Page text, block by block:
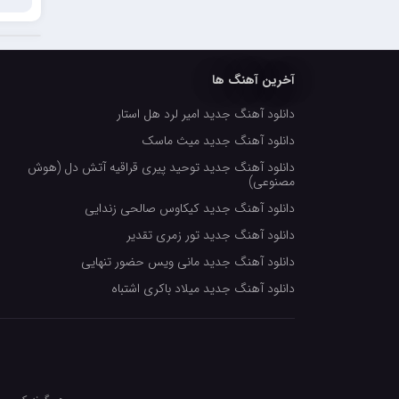
سامیار
سالار عقیلی
امید ذاکری
آخرین آهنگ ها
دانلود آهنگ جدید امیر لرد هل استار
دانلود آهنگ جدید میث ماسک
دانلود آهنگ جدید توحید پیری قراقیه آتش دل (هوش
مصنوعی)
دانلود آهنگ جدید کیکاوس صالحی زندایی
دانلود آهنگ جدید تور زمری تقدیر
دانلود آهنگ جدید مانی ویس حضور تنهایی
دانلود آهنگ جدید میلاد باکری اشتباه